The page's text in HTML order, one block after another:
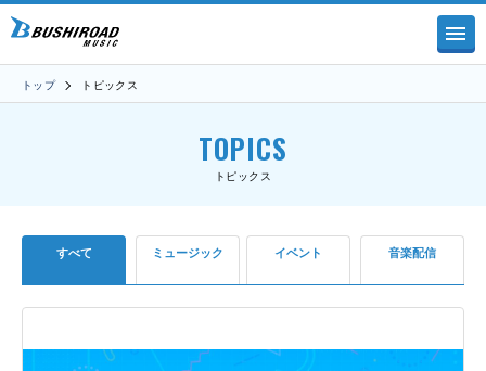
トップ トピックス
TOPICS
トピックス
すべて ミュージック イベント 音楽配信